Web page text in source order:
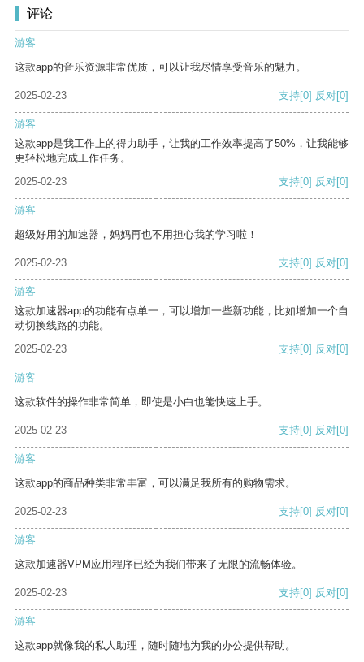
评论
游客
这款app的音乐资源非常优质，可以让我尽情享受音乐的魅力。
2025-02-23 支持[0] 反对[0]
游客
这款app是我工作上的得力助手，让我的工作效率提高了50%，让我能够
更轻松地完成工作任务。
2025-02-23
支持[0] 反对[0]
游客
超级好用的加速器，妈妈再也不用担心我的学习啦！
2025-02-23 支持[0] 反对[0]
游客
这款加速器app的功能有点单一，可以增加一些新功能，比如增加一个自
动切换线路的功能。
2025-02-23
支持[0] 反对[0]
游客
这款软件的操作非常简单，即使是小白也能快速上手。
2025-02-23 支持[0] 反对[0]
游客
这款app的商品种类非常丰富，可以满足我所有的购物需求。
2025-02-23 支持[0] 反对[0]
游客
这款加速器VPM应用程序已经为我们带来了无限的流畅体验。
2025-02-23 支持[0] 反对[0]
游客
这款app就像我的私人助理，随时随地为我的办公提供帮助。